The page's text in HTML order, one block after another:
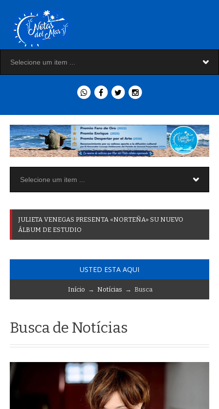
JULIETA VENEGAS PRESENTA «NORTEÑA» SU NUEVO
ÁLBUM DE ESTUDIO
USTED ESTA AQUI
Início → Notícias → Busca
Busca de Notícias